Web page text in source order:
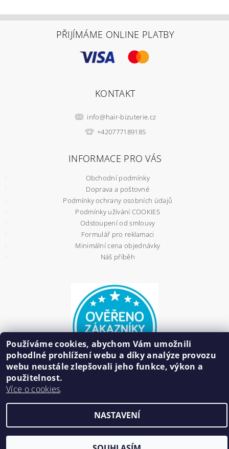
PŘIJÍMÁME ONLINE PLATBY
KONTAKT
info@hair-bizuterie.cz
+420777189185
INFORMACE PRO VÁS
Obchodní podmínky
Doprava a poštovné
Podmínky ochrany osobních údajů
Podmínky užívání COOKIES
Odstoupení od smlouvy
Formulář pro reklamaci
Minimální cena objednávky
Náš příběh
2026 ©HAIR BIŽUTERIE, všechna práva vyhrazena
Vytvořil Shoptet
Používáme cookies, abychom Vám umožnili
pohodlné prohlížení webu a díky analýze provozu
webu neustále zlepšovali jeho funkce, výkon a
použitelnost.
Více o cookies.
NASTAVENÍ